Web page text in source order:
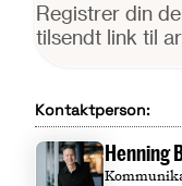
Registrer din
tilsendt link til
Kontaktperson:
Henning